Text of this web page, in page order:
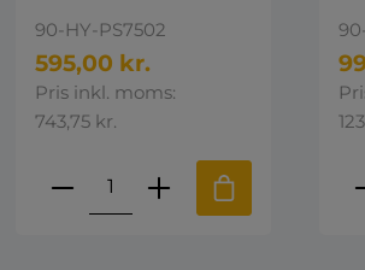
Hytera
90-HY-PS7502
595,00 kr.
Pris inkl. moms:
743,75 kr.
Produktmængde: